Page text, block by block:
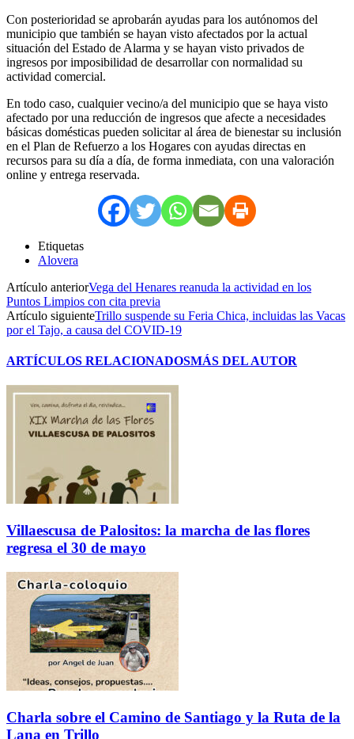
Con posterioridad se aprobarán ayudas para los autónomos del
municipio que también se hayan visto afectados por la actual
situación del Estado de Alarma y se hayan visto privados de
ingresos por imposibilidad de desarrollar con normalidad su
actividad comercial.
En todo caso, cualquier vecino/a del municipio que se haya visto
afectado por una reducción de ingresos que afecte a necesidades
básicas domésticas pueden solicitar al área de bienestar su inclusión
en el Plan de Refuerzo a los Hogares con ayudas directas en
recursos para su día a día, de forma inmediata, con una valoración
online y entrega reservada.
Etiquetas
Alovera
Artículo anteriorVega del Henares reanuda la actividad en los
Puntos Limpios con cita previa
Artículo siguienteTrillo suspende su Feria Chica, incluidas las Vacas
por el Tajo, a causa del COVID-19
ARTÍCULOS RELACIONADOSMÁS DEL AUTOR
Villaescusa de Palositos: la marcha de las flores
regresa el 30 de mayo
Charla sobre el Camino de Santiago y la Ruta de la
Lana en Trillo